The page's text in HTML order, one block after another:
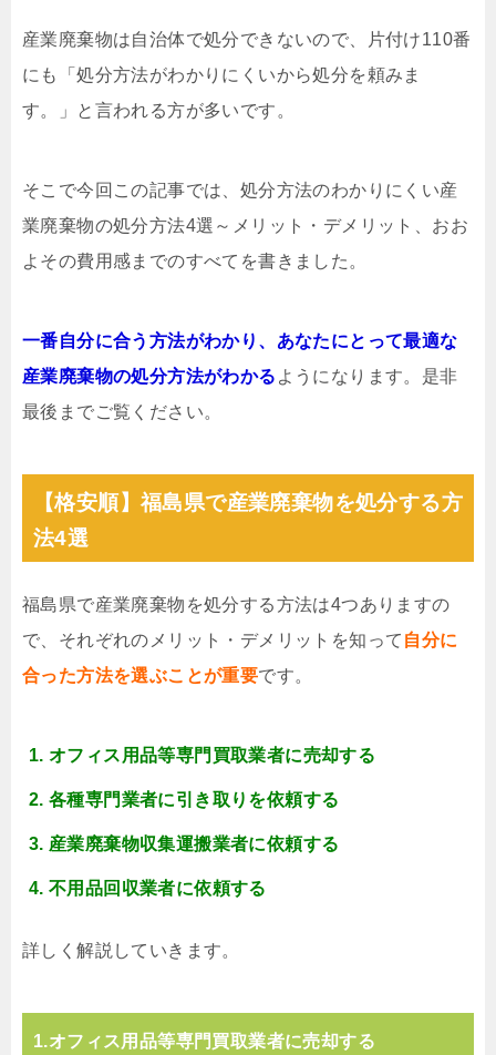
産業廃棄物は自治体で処分できないので、片付け110番
にも「処分方法がわかりにくいから処分を頼みま
す。」と言われる方が多いです。
そこで今回この記事では、処分方法のわかりにくい産
業廃棄物の処分方法4選～メリット・デメリット、おお
よその費用感までのすべてを書きました。
一番自分に合う方法がわかり、あなたにとって最適な
産業廃棄物の処分方法がわかる ようになります。是非
最後までご覧ください。
【格安順】福島県で産業廃棄物を処分する方
法4選
福島県で産業廃棄物を処分する方法は4つありますの
で、それぞれのメリット・デメリットを知って 自分に
合った方法を選ぶことが重要です。
オフィス用品等専門買取業者に売却する
各種専門業者に引き取りを依頼する
産業廃棄物収集運搬業者に依頼する
不用品回収業者に依頼する
詳しく解説していきます。
1.オフィス用品等専門買取業者に売却する